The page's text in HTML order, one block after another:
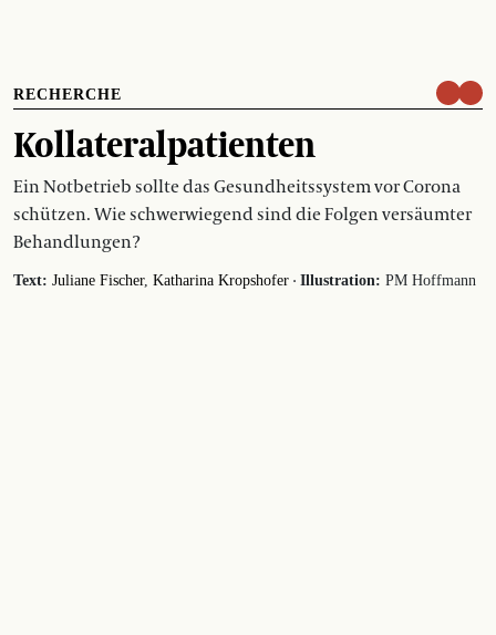
RECHERCHE
Kollateralpatienten
Ein Notbetrieb sollte das Gesundheitssystem vor Corona
schützen. Wie schwerwiegend sind die Folgen versäumter
Behandlungen?
Text: Juliane Fischer Katharina Kropshofer · Illustration: PM Hoffmann